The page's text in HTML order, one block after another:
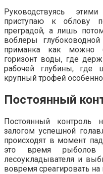
Руководствуясь
приступаю к облову
преградой, а лишь
воблеры
приманка как можно
горизонт воды, где
рабочей глубины, где
крупный трофей
Постоянный
Постоянный контроль
залогом успешной
происходят в момент
это время рыболов
лесоукладывателя и
вовремя среагировать на